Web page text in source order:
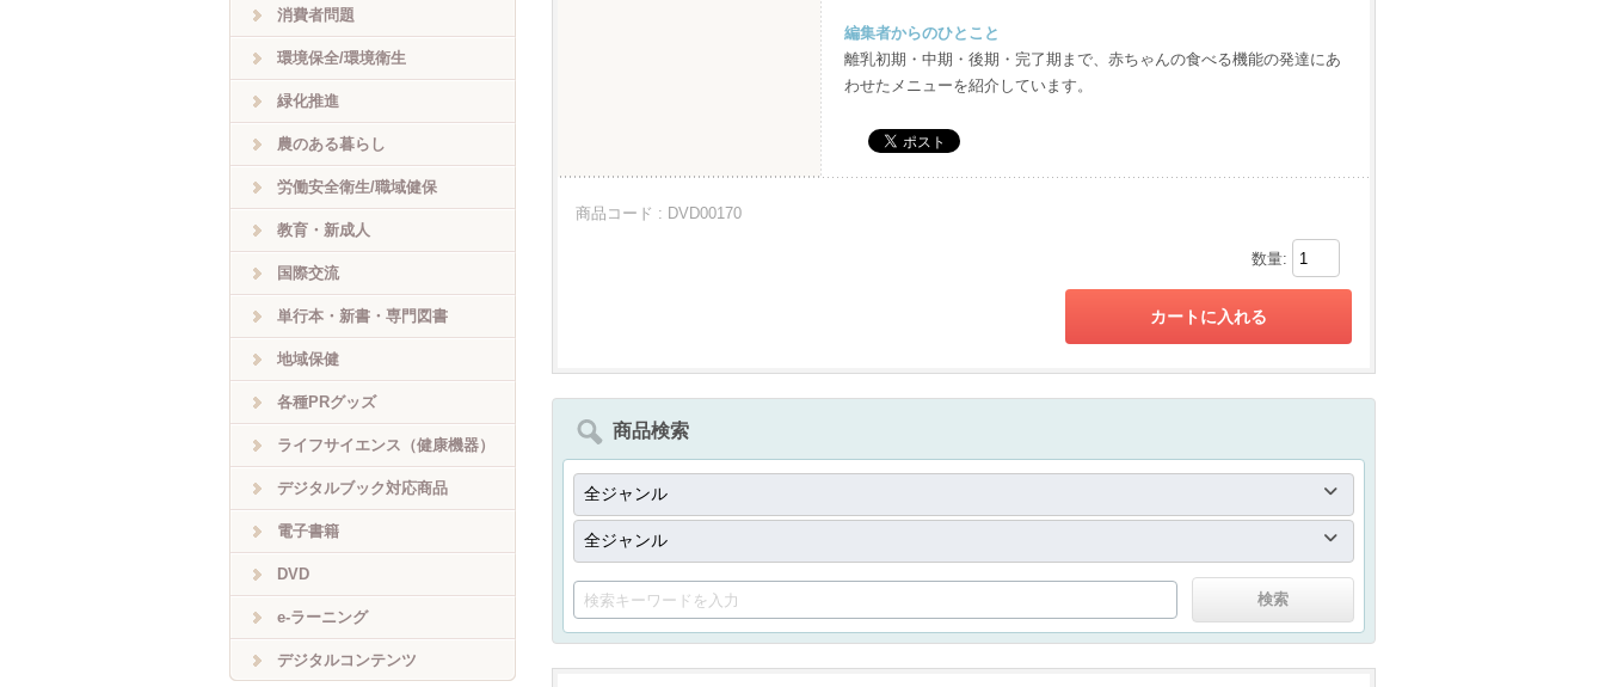
編集者からのひとこと
離乳初期・中期・後期・完了期まで、赤ちゃんの食べる機能の発達にあ
わせたメニューを紹介しています。
商品コード : DVD00170
数量:
商品検索
消費者問題
環境保全/環境衛生
緑化推進
農のある暮らし
労働安全衛生/職域健保
教育・新成人
国際交流
単行本・新書・専門図書
地域保健
各種PRグッズ
ライフサイエンス（健康機器）
デジタルブック対応商品
電子書籍
DVD
e-ラーニング
デジタルコンテンツ